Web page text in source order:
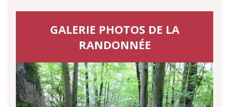
GALERIE PHOTOS DE LA
RANDONNÉE